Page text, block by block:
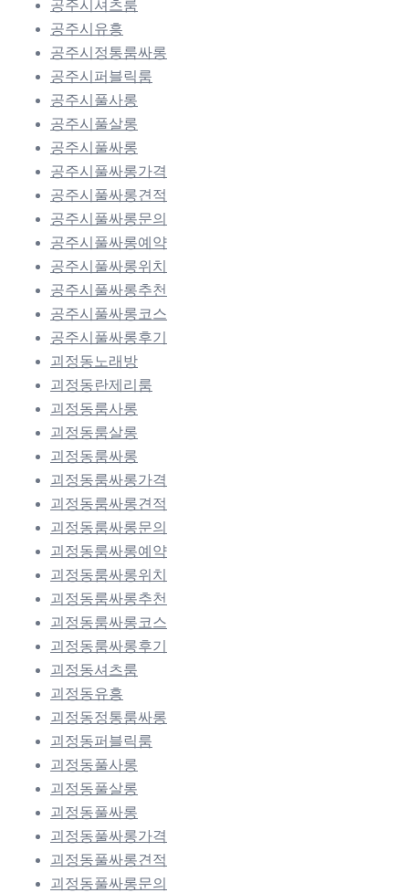
공주시셔츠룸
공주시유흥
공주시정통룸싸롱
공주시퍼블릭룸
공주시풀사롱
공주시풀살롱
공주시풀싸롱
공주시풀싸롱가격
공주시풀싸롱견적
공주시풀싸롱문의
공주시풀싸롱예약
공주시풀싸롱위치
공주시풀싸롱추천
공주시풀싸롱코스
공주시풀싸롱후기
괴정동노래방
괴정동란제리룸
괴정동룸사롱
괴정동룸살롱
괴정동룸싸롱
괴정동룸싸롱가격
괴정동룸싸롱견적
괴정동룸싸롱문의
괴정동룸싸롱예약
괴정동룸싸롱위치
괴정동룸싸롱추천
괴정동룸싸롱코스
괴정동룸싸롱후기
괴정동셔츠룸
괴정동유흥
괴정동정통룸싸롱
괴정동퍼블릭룸
괴정동풀사롱
괴정동풀살롱
괴정동풀싸롱
괴정동풀싸롱가격
괴정동풀싸롱견적
괴정동풀싸롱문의